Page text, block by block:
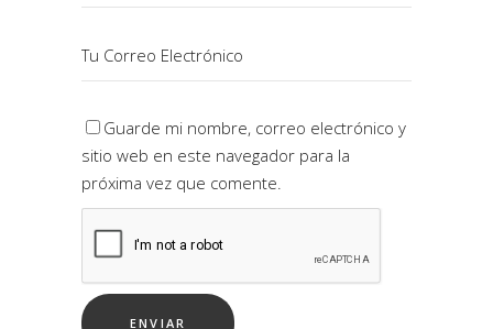
Guarde mi nombre, correo electrónico y
sitio web en este navegador para la
próxima vez que comente.